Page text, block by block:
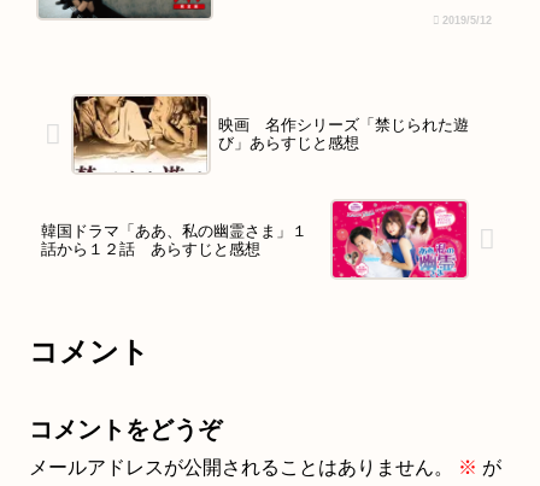
2019/5/12
映画 名作シリーズ「禁じられた遊
び」あらすじと感想
韓国ドラマ「ああ、私の幽霊さま」１
話から１２話 あらすじと感想
コメント
コメントをどうぞ
メールアドレスが公開されることはありません。 ※ が